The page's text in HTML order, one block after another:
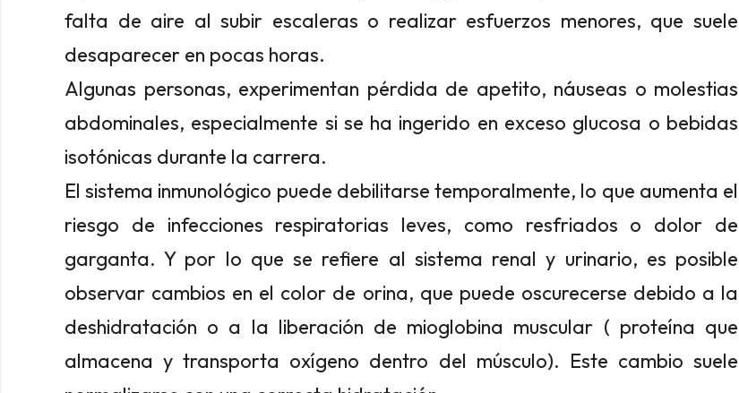
falta de aire al subir escaleras o realizar esfuerzos menores, que suele
desaparecer en pocas horas.
Algunas personas, experimentan pérdida de apetito, náuseas o molestias
abdominales, especialmente si se ha ingerido en exceso glucosa o bebidas
isotónicas durante la carrera.
El sistema inmunológico puede debilitarse temporalmente, lo que aumenta el
riesgo de infecciones respiratorias leves, como resfriados o dolor de
garganta. Y por lo que se refiere al sistema renal y urinario, es posible
observar cambios en el color de orina, que puede oscurecerse debido a la
deshidratación o a la liberación de mioglobina muscular ( proteína que
almacena y transporta oxígeno dentro del músculo). Este cambio suele